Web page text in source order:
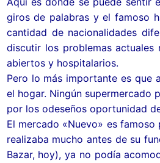
giros de palabras y el famoso
cantidad de nacionalidades
discutir los problemas actuales
abiertos y hospitalarios.
Pero lo más importante es que
el hogar. Ningún supermercado
por los odeseños oportunidad
El mercado «Nuevo» es
realizaba mucho antes de su
Bazar, hoy), ya no podía